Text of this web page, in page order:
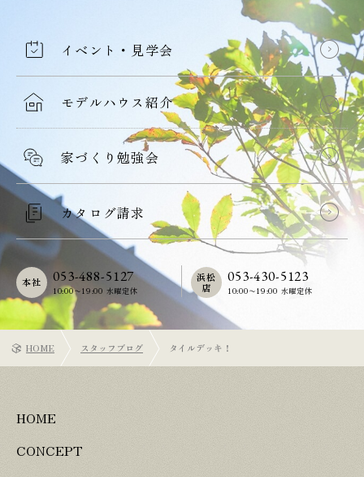
イベント・見学会
モデルハウス紹介
家づくり勉強会
カタログ請求
053-488-5127
10:00〜19:00 水曜定休
本社 053-430-5123
10:00〜19:00 水曜定休
浜松
店
HOME スタッフブログ タイルデッキ！
HOME
CONCEPT